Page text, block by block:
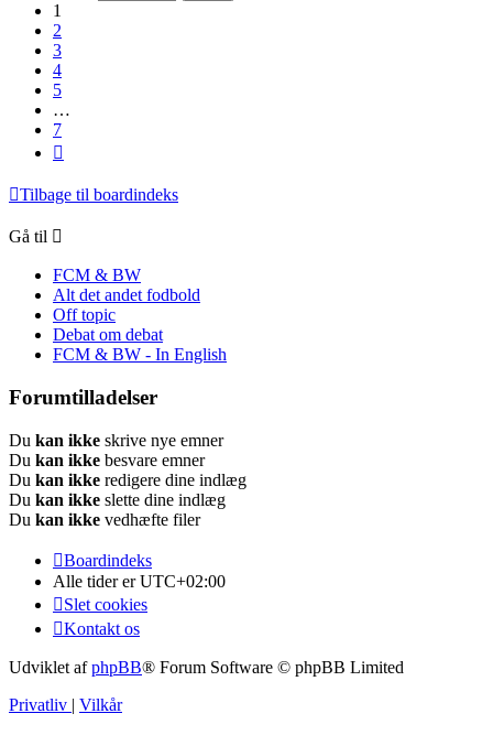
1
2
3
4
5
…
7
Tilbage til boardindeks
Gå til
FCM & BW
Alt det andet fodbold
Off topic
Debat om debat
FCM & BW - In English
Forumtilladelser
Du kan ikke skrive nye emner
Du kan ikke besvare emner
Du kan ikke redigere dine indlæg
Du kan ikke slette dine indlæg
Du kan ikke vedhæfte filer
Boardindeks
Alle tider erUTC+02:00
Slet cookies
Kontakt os
Udviklet afphpBB® Forum Software © phpBB Limited
Privatliv | Vilkår